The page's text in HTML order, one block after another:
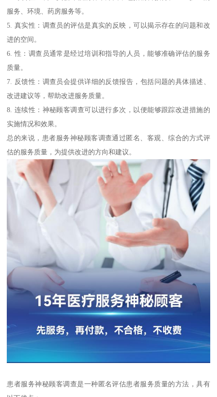
服务、环境、药房服务等。
5. 真实性：调查员的评估是真实的反映，可以揭示存在的问题和改
进的空间。
6. 性：调查员通常是经过培训和指导的人员，能够准确评估的服务
质量。
7. 反馈性：调查员会提供详细的反馈报告，包括问题的具体描述、
改进建议等，帮助改进服务质量。
8. 连续性：神秘顾客调查可以进行多次，以便能够跟踪改进措施的
实施情况和效果。
总的来说，患者服务神秘顾客调查通过匿名、客观、综合的方式评
估的服务质量，为提供改进的方向和建议。
患者服务神秘顾客调查是一种匿名评估患者服务质量的方法，具有